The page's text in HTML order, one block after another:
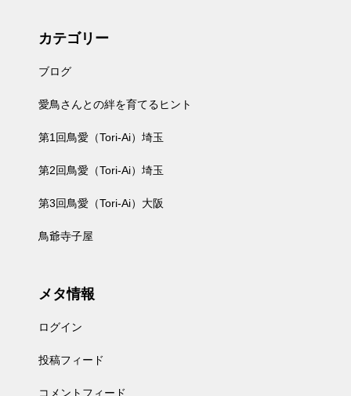
カテゴリー
ブログ
愛鳥さんとの絆を育てるヒント
第1回鳥愛（Tori-Ai）埼玉
第2回鳥愛（Tori-Ai）埼玉
第3回鳥愛（Tori-Ai）大阪
鳥爺寺子屋
メタ情報
ログイン
投稿フィード
コメントフィード